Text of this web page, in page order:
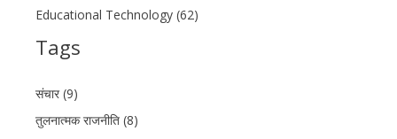
Educational Technology (62)
Tags
संचार (9)
तुलनात्मक राजनीति (8)